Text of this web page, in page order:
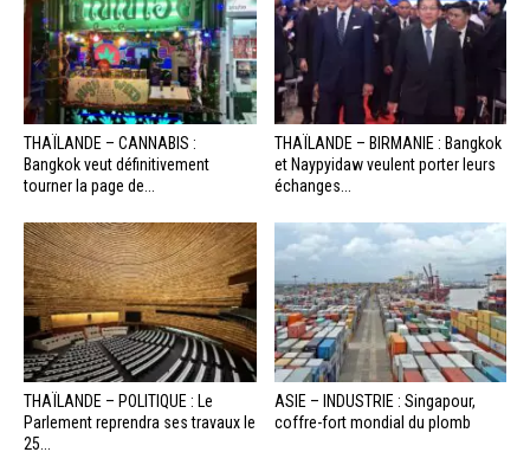
THAÏLANDE – CANNABIS :
Bangkok veut définitivement
tourner la page de...
THAÏLANDE – BIRMANIE : Bangkok
et Naypyidaw veulent porter leurs
échanges...
THAÏLANDE – POLITIQUE : Le
Parlement reprendra ses travaux le
25...
ASIE – INDUSTRIE : Singapour,
coffre-fort mondial du plomb